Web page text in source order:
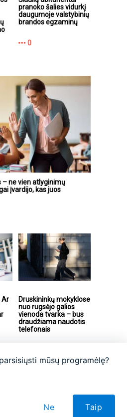
pranoko šalies vidurkį
daugumoje valstybinių
brandos egzaminų
0
– ne vien atlyginimų
įvardijo, kas juos
Ar
Druskininkų mokyklose
nuo rugsėjo galios
vienoda tvarka – bus
draudžiama naudotis
telefonais
Kontaktai
mūsų programėlę?
Taip
Ne